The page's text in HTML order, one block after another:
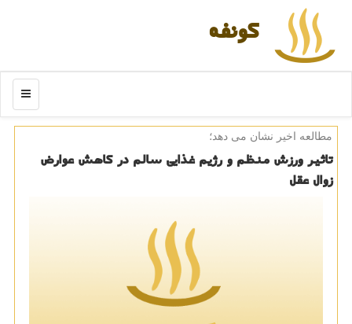
كونفه
منو
مطالعه اخیر نشان می دهد؛
تاثیر ورزش منظم و رژیم غذایی سالم در كاهش عوارض
زوال عقل